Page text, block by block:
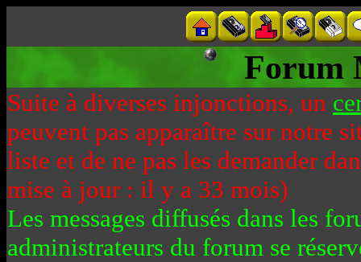
Forum
Suite à diverses injonctions, un
peuvent pas apparaître sur notre
liste et de ne pas les demander
mise à jour : il y a 33 mois)
Les messages diffusés dans les
administrateurs du forum se